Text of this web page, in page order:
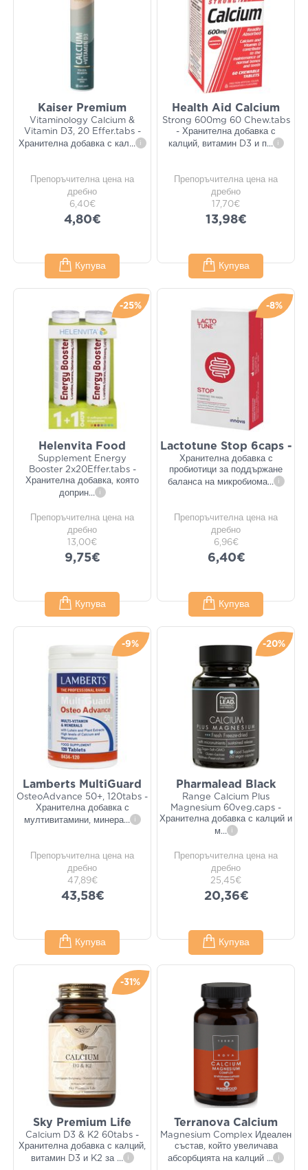
Kaiser Premium
Vitaminology Calcium &
Vitamin D3, 20 Effer.tabs -
Хранителна добавка с кал... i
Препоръчителна цена на
дребно
6,40€
4,80€
Купува
Health Aid Calcium
Strong 600mg 60 Chew.tabs
- Хранителна добавка с
калций, витамин D3 и п... i
Препоръчителна цена на
дребно
17,70€
13,98€
Купува
-25%
Helenvita Food
Supplement Energy
Booster 2x20Effer.tabs -
Хранителна добавка, която
доприн... i
Препоръчителна цена на
дребно
13,00€
9,75€
Купува
-8%
Lactotune Stop 6caps -
Хранителна добавка с
пробиотици за поддържане
баланса на микробиома... i
Препоръчителна цена на
дребно
6,96€
6,40€
Купува
-9%
Lamberts MultiGuard
OsteoAdvance 50+, 120tabs -
Хранителна добавка с
мултивитамини, минера... i
Препоръчителна цена на
дребно
47,89€
43,58€
Купува
-20%
Pharmalead Black
Range Calcium Plus
Magnesium 60veg.caps -
Хранителна добавка с калций и
м... i
Препоръчителна цена на
дребно
25,45€
20,36€
Купува
-31%
Sky Premium Life
Calcium D3 & K2 60tabs -
Хранителна добавка с калций,
витамин D3 и K2 за ... i
Terranova Calcium
Magnesium Complex Идеален
състав, който увеличава
абсорбцията на калций ... i